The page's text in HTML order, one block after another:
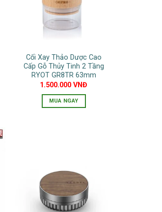
Cối Xay Thảo Dược Cao
Cấp Gỗ Thủy Tinh 2 Tầng
RYOT GR8TR 63mm
1.500.000VNĐ
MUA NGAY